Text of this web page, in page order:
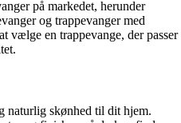
på markedet, herunder
og trappevanger med
vælge en trappevange, der passer
naturlig skønhed til dit hjem.